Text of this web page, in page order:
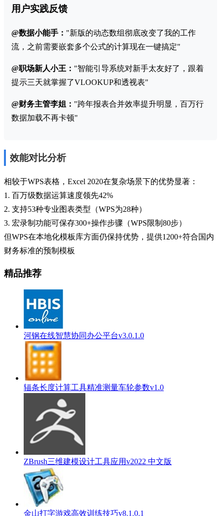
用户实践反馈
@数据小能手： "新版的动态数组彻底改变了我的工作
流，之前需要嵌套多个公式的计算现在一键搞定"
@职场新人小王： "智能引导系统对新手太友好了，跟着
提示三天就掌握了VLOOKUP和透视表"
@财务主管李姐： "跨年报表合并效率提升明显，百万行
数据加载不再卡顿"
效能对比分析
相较于WPS表格，Excel 2020在复杂场景下的优势显著：
1. 百万级数据运算速度领先42%
2. 支持53种专业图表类型（WPS为28种）
3. 宏录制功能可保存300+操作步骤（WPS限制80步）
但WPS在本地化模板库方面仍保持优势，提供1200+符合国内
财务标准的预制模板
精品推荐
河钢在线智慧协同办公平台v3.0.1.0
辐条长度计算工具精准测量车轮参数v1.0
ZBrush三维建模设计工具应用v2022 中文版
金山打字游戏高效训练技巧v8.1.0.1